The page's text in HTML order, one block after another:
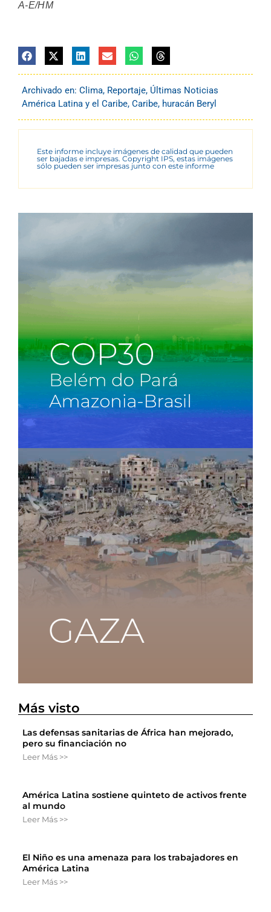
A-E/HM
Archivado en: Clima, Reportaje, Últimas Noticias
América Latina y el Caribe, Caribe, huracán Beryl
Este informe incluye imágenes de calidad que pueden
ser bajadas e impresas. Copyright IPS, estas imágenes
sólo pueden ser impresas junto con este informe
Más visto
Las defensas sanitarias de África han mejorado,
pero su financiación no
Leer Más >>
América Latina sostiene quinteto de activos frente
al mundo
Leer Más >>
El Niño es una amenaza para los trabajadores en
América Latina
Leer Más >>